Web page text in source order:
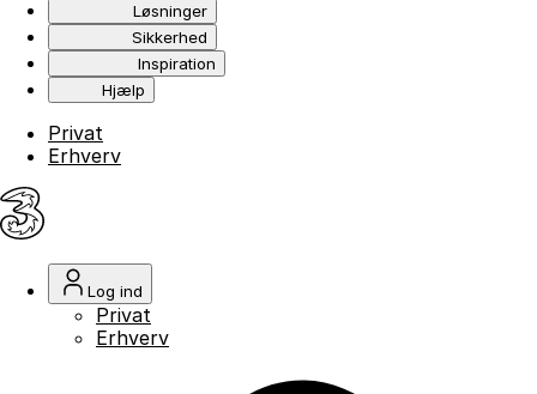
Løsninger
Sikkerhed
Inspiration
Hjælp
Privat
Erhverv
Log ind
Privat
Erhverv